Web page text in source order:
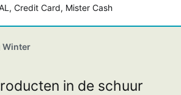
Credit Card, Mister Cash
Winter
in de schuur